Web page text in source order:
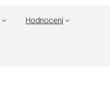
Hodnocení